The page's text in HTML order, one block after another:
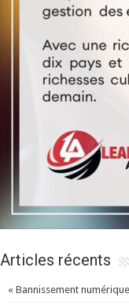
Articles récents
« Bannissement